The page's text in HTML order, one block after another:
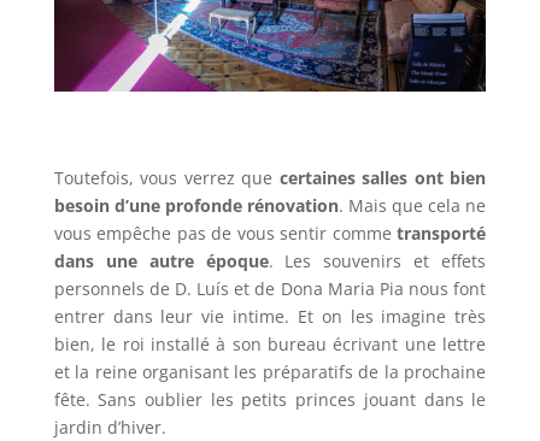
Toutefois, vous verrez que certaines salles ont bien
besoin d’une profonde rénovation. Mais que cela ne
vous empêche pas de vous sentir commetransporté
dans une autre époque. Les souvenirs et effets
personnels de D. Luís et de Dona Maria Pia nous font
entrer dans leur vie intime. Et on les imagine très
bien, le roi installé à son bureau écrivant une lettre
et la reine organisant les préparatifs de la prochaine
fête. Sans oublier les petits princes jouant dans le
jardin d’hiver.